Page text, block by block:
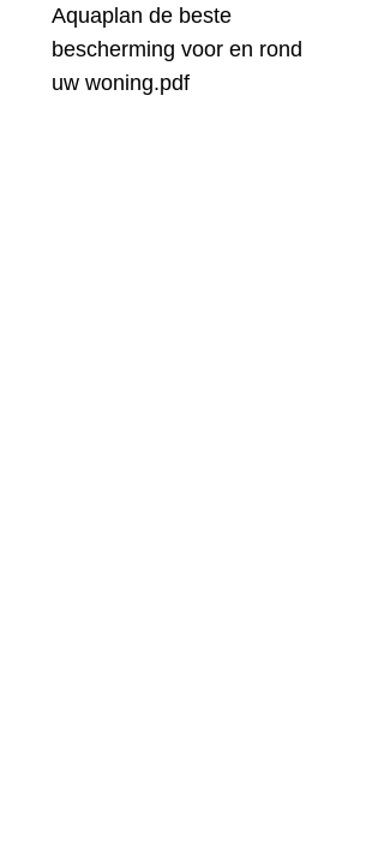
Aquaplan de beste
bescherming voor en rond
uw woning.pdf